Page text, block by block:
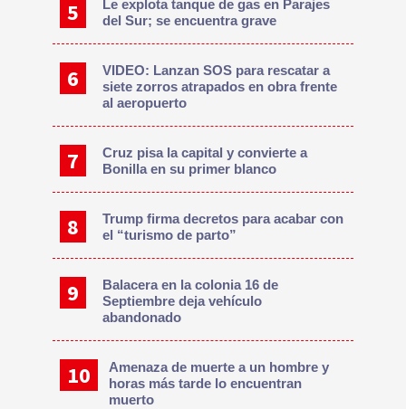
Le explota tanque de gas en Parajes
del Sur; se encuentra grave
VIDEO: Lanzan SOS para rescatar a
siete zorros atrapados en obra frente
al aeropuerto
Cruz pisa la capital y convierte a
Bonilla en su primer blanco
Trump firma decretos para acabar con
el “turismo de parto”
Balacera en la colonia 16 de
Septiembre deja vehículo
abandonado
Amenaza de muerte a un hombre y
horas más tarde lo encuentran
muerto